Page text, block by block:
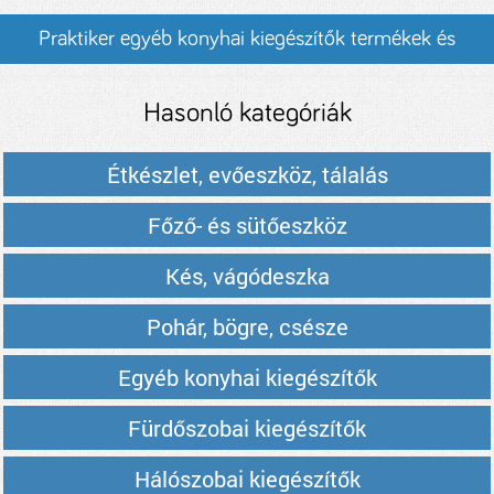
Praktiker egyéb konyhai kiegészítők termékek és
Hasonló kategóriák
Étkészlet, evőeszköz, tálalás
Főző- és sütőeszköz
Kés, vágódeszka
Pohár, bögre, csésze
Egyéb konyhai kiegészítők
Fürdőszobai kiegészítők
Hálószobai kiegészítők